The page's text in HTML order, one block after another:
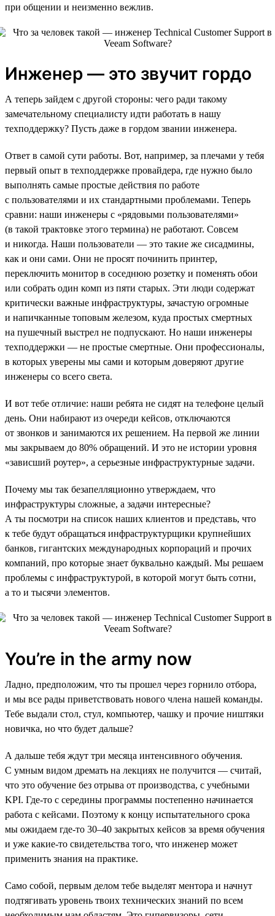
при общении и неизменно вежлив.
Инженер — это звучит гордо
А теперь зайдем с другой стороны: чего ради такому
замечательному специалисту идти работать в нашу
техподдержку? Пусть даже в гордом звании инженера.
Ответ в самой сути работы. Вот, например, за плечами у тебя
первый опыт в техподдержке провайдера, где нужно было
выполнять самые простые действия по работе
с пользователями и их стандартными проблемами. Теперь
сравни: наши инженеры с «рядовыми пользователями»
(в такой трактовке этого термина) не работают. Совсем
и никогда. Наши пользователи — это такие же сисадмины,
как и они сами. Они не просят починить принтер,
переключить монитор в соседнюю розетку и поменять обои
или собрать один комп из пяти старых. Эти люди содержат
критически важные инфраструктуры, зачастую огромные
и напичканные топовым железом, куда простых смертных
на пушечный выстрел не подпускают. Но наши инженеры
техподдержки — не простые смертные. Они профессионалы,
в которых уверены мы сами и которым доверяют другие
инженеры со всего света.
И вот тебе отличие: наши ребята не сидят на телефоне целый
день. Они набирают из очереди кейсов, отключаются
от звонков и занимаются их решением. На первой же линии
мы закрываем до 80% обращений. И это не истории уровня
«зависший роутер», а серьезные инфраструктурные задачи.
Почему мы так безапелляционно утверждаем, что
инфраструктуры сложные, а задачи интересные?
А ты посмотри на список наших клиентов и представь, что
к тебе будут обращаться инфраструктурщики крупнейших
банков, гигантских международных корпораций и прочих
компаний, про которые знает буквально каждый. Мы решаем
проблемы с инфраструктурой, в которой могут быть сотни,
а то и тысячи элементов.
You’re in the army now
Ладно, предположим, что ты прошел через горнило отбора,
и мы все рады приветствовать нового члена нашей команды.
Тебе выдали стол, стул, компьютер, чашку и прочие ништяки
новичка, но что будет дальше?
А дальше тебя ждут три месяца интенсивного обучения.
С умным видом дремать на лекциях не получится — считай,
что это обучение без отрыва от производства, с учебными
KPI. Где-то с середины программы постепенно начинается
работа с кейсами. Поэтому к концу испытательного срока
мы ожидаем где-то 30–40 закрытых кейсов за время обучения
и уже какие-то свидетельства того, что инженер может
применить знания на практике.
Само собой, первым делом тебе выделят ментора и начнут
подтягивать уровень твоих технических знаний по всем